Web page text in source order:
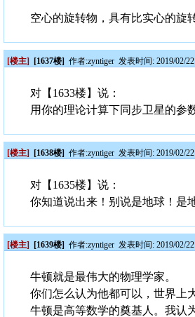
空心的旋转物，具有比实心的旋
[楼主] [1637楼] 作者:zyntiger 发表时间: 2019/02/
对【1633楼】说：
用你的理论计算下同步卫星的参
[楼主] [1638楼] 作者:zyntiger 发表时间: 2019/02/
对【1635楼】说：
你知道说出来！别说是地球！是
[楼主] [1639楼] 作者:zyntiger 发表时间: 2019/02/
牛顿就是最伟大的物理学家。
你们怎么认为他都可以，世界上
牛顿是高等数学的奠基人。我认